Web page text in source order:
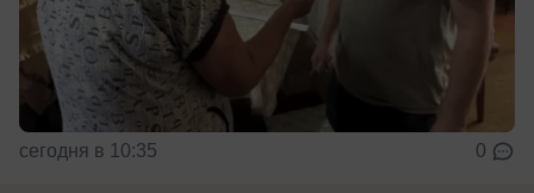
сегодня в 10:35 0